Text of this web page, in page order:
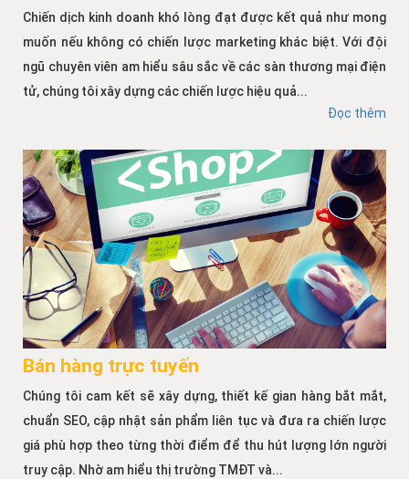
Chiến dịch kinh doanh khó lòng đạt được kết quả như mong
muốn nếu không có chiến lược marketing khác biệt. Với đội
ngũ chuyên viên am hiểu sâu sắc về các sàn thương mại điện
tử, chúng tôi xây dựng các chiến lược hiệu quả...
Đọc thêm
Bán hàng trực tuyến
Chúng tôi cam kết sẽ xây dựng, thiết kế gian hàng bắt mắt,
chuẩn SEO, cập nhật sản phẩm liên tục và đưa ra chiến lược
giá phù hợp theo từng thời điểm để thu hút lượng lớn người
truy cập. Nhờ am hiểu thị trường TMĐT và...